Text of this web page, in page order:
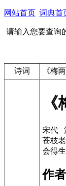
网站首页 词典首
请输入您要查询
诗词 《梅
宋代
苍枝
会得
作